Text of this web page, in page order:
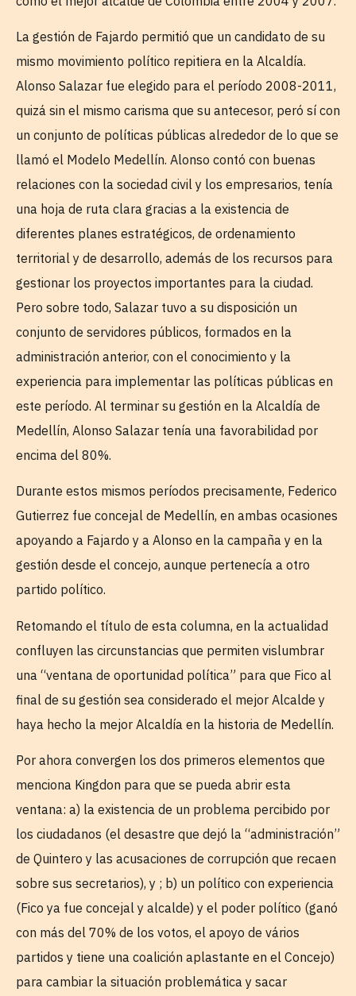
La gestión de Fajardo permitió que un candidato de su
mismo movimiento político repitiera en la Alcaldía.
Alonso Salazar fue elegido para el período 2008-2011,
quizá sin el mismo carisma que su antecesor, peró sí con
un conjunto de políticas públicas alrededor de lo que se
llamó el Modelo Medellín. Alonso contó con buenas
relaciones con la sociedad civil y los empresarios, tenía
una hoja de ruta clara gracias a la existencia de
diferentes planes estratégicos, de ordenamiento
territorial y de desarrollo, además de los recursos para
gestionar los proyectos importantes para la ciudad.
Pero sobre todo, Salazar tuvo a su disposición un
conjunto de servidores públicos, formados en la
administración anterior, con el conocimiento y la
experiencia para implementar las políticas públicas en
este período. Al terminar su gestión en la Alcaldía de
Medellín, Alonso Salazar tenía una favorabilidad por
encima del 80%.
Durante estos mismos períodos precisamente, Federico
Gutierrez fue concejal de Medellín, en ambas ocasiones
apoyando a Fajardo y a Alonso en la campaña y en la
gestión desde el concejo, aunque pertenecía a otro
partido político.
Retomando el título de esta columna, en la actualidad
confluyen las circunstancias que permiten vislumbrar
una “ventana de oportunidad política” para que Fico al
final de su gestión sea considerado el mejor Alcalde y
haya hecho la mejor Alcaldía en la historia de Medellín.
Por ahora convergen los dos primeros elementos que
menciona Kingdon para que se pueda abrir esta
ventana: a) la existencia de un problema percibido por
los ciudadanos (el desastre que dejó la “administración”
de Quintero y las acusaciones de corrupción que recaen
sobre sus secretarios), y ; b) un político con experiencia
(Fico ya fue concejal y alcalde) y el poder político (ganó
con más del 70% de los votos, el apoyo de vários
partidos y tiene una coalición aplastante en el Concejo)
para cambiar la situación problemática y sacar